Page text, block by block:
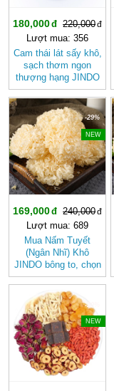
180,000
220,000
Lượt mua: 356
Cam thái lát sấy khô,
sạch thơm ngon
thượng hạng JINDO
tốt cho sức khỏe
-29%
NEW
169,000
240,000
Lượt mua: 689
Mua Nấm Tuyết
(Ngân Nhĩ) Khô
JINDO bông to, chọn
lọc tốt cho sức khỏe
-20%
NEW